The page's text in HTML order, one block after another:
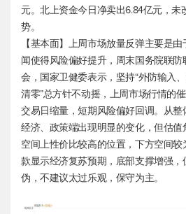
元。北上资金今日净卖出6.84亿元，未
势。
【基本面】上周市场放量反弹主要是
闻使得风险偏好提升，周末国务院联
会，国家卫健委表示，坚持“外防输入
清零”总方针不动摇，上周市场行情的
交易日缩量，短期风险偏好回调。从整
经济、政策端出现明显的变化，但估
空间上性价比较高的位置，下方空间
款显示经济复苏预期，底部支撑增强
伪，不建议太过乐观，保守为主。